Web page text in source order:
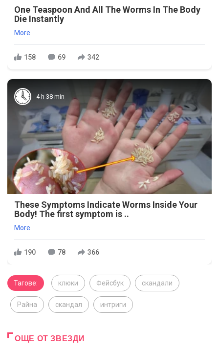
One Teaspoon And All The Worms In The Body
Die Instantly
More
158 69 342
4 h 38 min
These Symptoms Indicate Worms Inside Your
Body! The first symptom is ..
More
190 78 366
Тагове: клюки Фейсбук скандали
Райна скандал интриги
ОЩЕ ОТ ЗВЕЗДИ